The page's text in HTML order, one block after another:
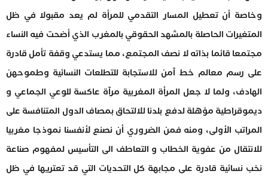
وخاصة أن تعطيل المسار التقدمي للمرأة لم يعد مقبولا في ظل
المتغيرات الحاصلة بالمشهد الحقوقي بالمغرب الذي أضحت فيه النساء
مجتمعا قائما بذاته لا نصف المجتمع، مما يستدعي وقفة تأمل قادرة
على رسم معالم خط آمن للاستجابة للتطلعات النسائية وطموحهن
الهادف، ولما لا جعل المرأة المغربية مرآة عاكسة للوعي الجماعي و
ديموقراطية مؤهلة لدفع بلدنا للالتحاق بمصاف الدول المتنافسة على
المراتب الأولى، ومنه فمن الضروري أن نصنع لأنفسنا نموذجا مغربيا
للانتقال من عفوية الخطاب و التعاطف الى التأسيس لمفهوم صناعة
نخب نسائية قادرة على مجابهة كل التحديات التي قد تعتريها في ظل